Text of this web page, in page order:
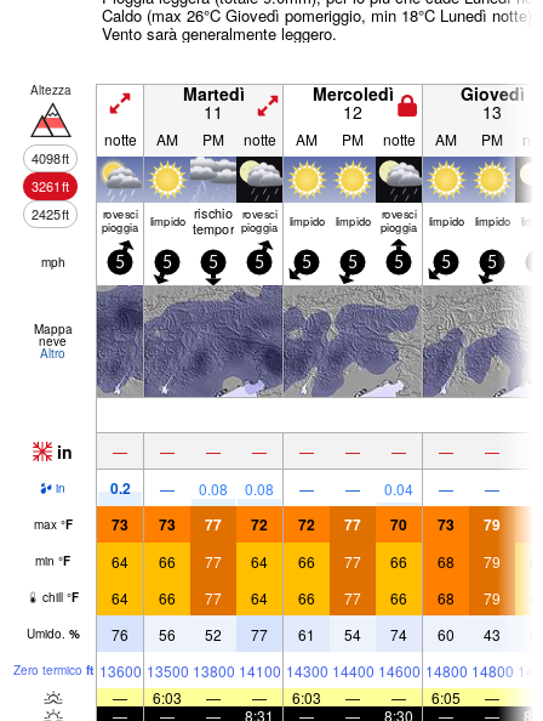
Caldo (max 26°C Giovedì pomeriggio, min 18°C Lunedì notte).
Vento sarà generalmente leggero.
Altezza
4098ft
3261ft
2425ft
Martedì
11
Mercoledì
12
Giovedì
13
notte AM PM notte AM PM notte AM PM
rovesci
pioggia limp­ido rischio
temporale
rovesci
pioggia limp­ido limp­ido rovesci
pioggia limp­ido limp­ido
mph 5 5 5 5 5 5 5 5 5
Mappa
neve
Altro
in — — — — — — — — —
in 0.2 — 0.08 0.08 — — 0.04 — —
max °F 73 73 77 72 72 77 70 73 79
min °F 64 66 77 64 66 77 66 68 79
chill °F 64 66 77 64 66 77 66 68 79
Umido. % 76 56 52 77 61 54 74 60 43
Zero termico ft 13600 13500 13800 14100 14300 14400 14600 14800 14800
—
6:03 — — 6:03 — — 6:05 —
—
— — 8:31 — — 8:30 — —